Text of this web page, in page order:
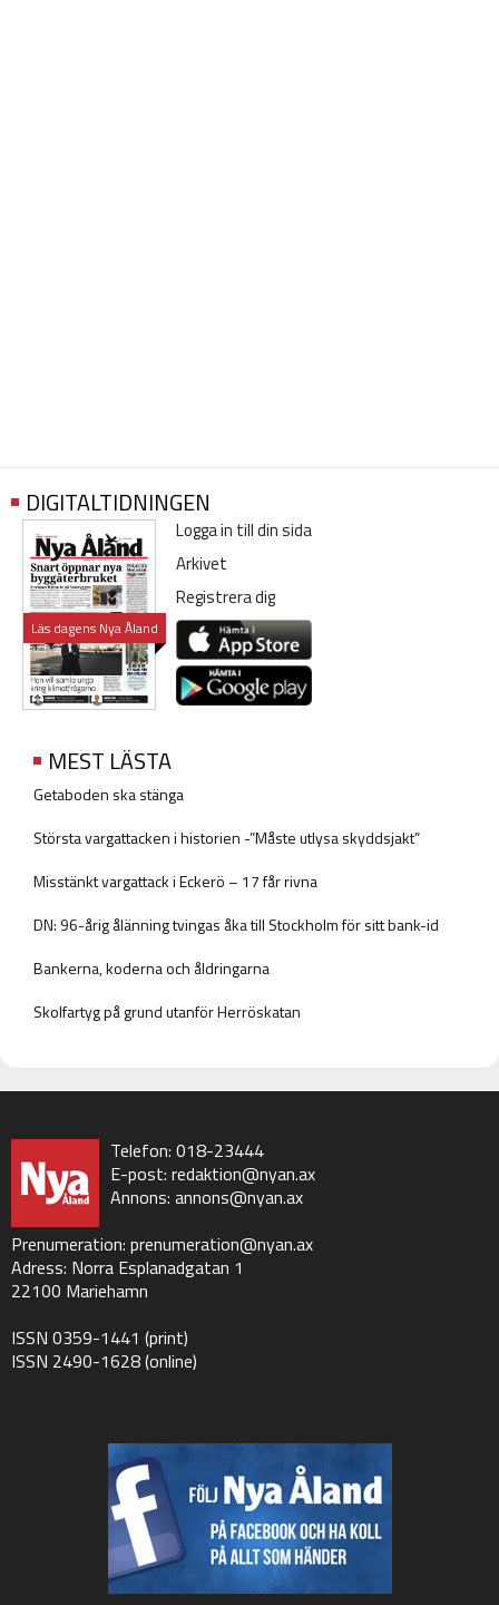
DIGITALTIDNINGEN
Läs dagens Nya Åland
Logga in till din sida
Arkivet
Registrera dig
MEST LÄSTA
Getaboden ska stänga
Största vargattacken i historien -”Måste utlysa skyddsjakt”
Misstänkt vargattack i Eckerö – 17 får rivna
DN: 96-årig ålänning tvingas åka till Stockholm för sitt bank-id
Bankerna, koderna och åldringarna
Skolfartyg på grund utanför Herröskatan
Telefon: 018-23444
E-post: redaktion@nyan.ax
Annons: annons@nyan.ax
Prenumeration: prenumeration@nyan.ax
Adress: Norra Esplanadgatan 1
22100 Mariehamn
ISSN 0359-1441 (print)
ISSN 2490-1628 (online)